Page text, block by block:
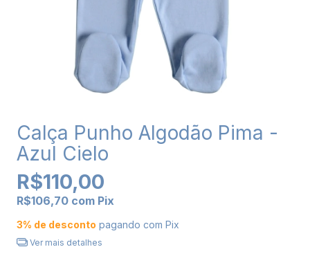
Calça Punho Algodão Pima -
Azul Cielo
R$110,00
R$106,70 com Pix
3% de desconto pagando com Pix
Ver mais detalhes